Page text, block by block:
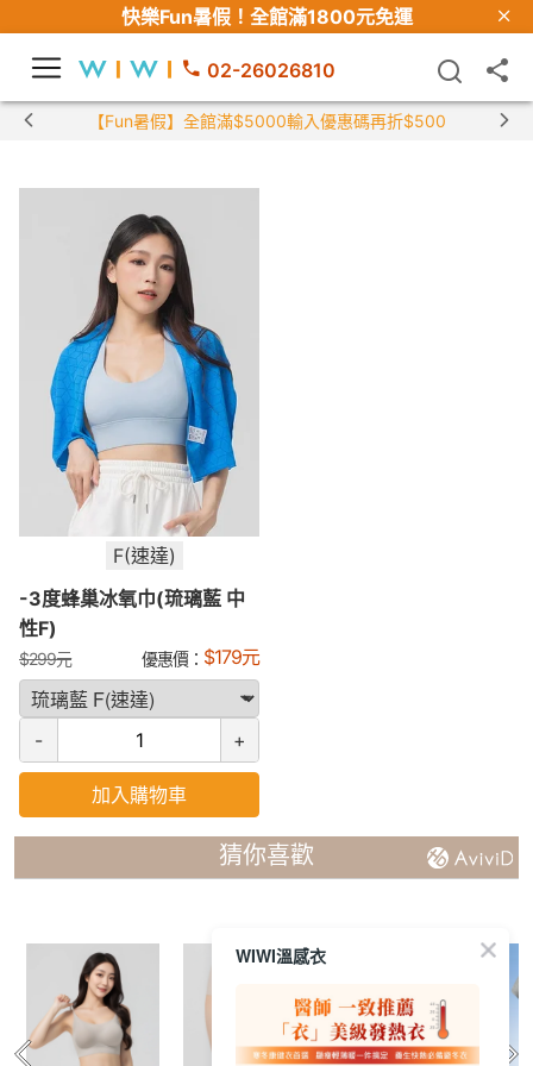
快樂Fun暑假！ 全館滿1800元免運
02-26026810
【Fun暑假】全館滿$5000輸入優惠碼再折$500
F(速達)
-3度蜂巢冰氧巾(琉璃藍 中
性F)
$299元 優惠價： $179元
- +
加入購物車
猜你喜歡
WIWI溫感衣